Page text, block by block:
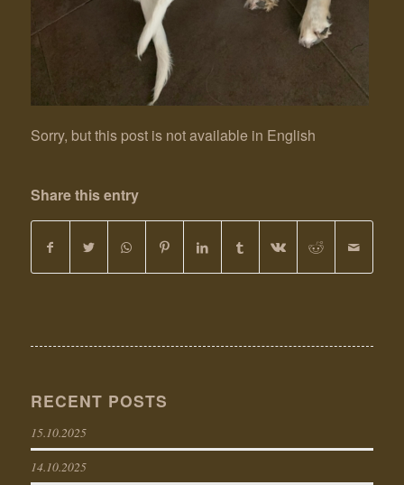
Sorry, but this post is not available in English
Share this entry
RECENT POSTS
15.10.2025
14.10.2025